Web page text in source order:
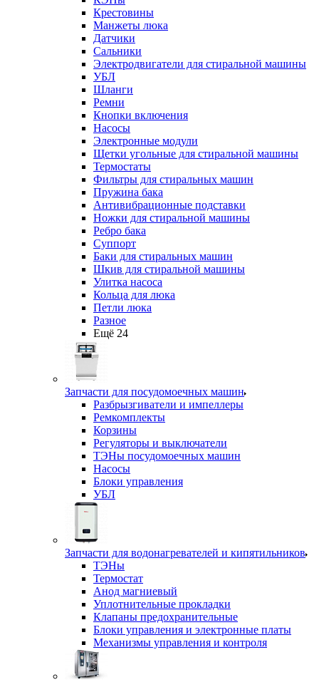
Крестовины
Манжеты люка
Датчики
Сальники
Электродвигатели для стиральной машины
УБЛ
Шланги
Ремни
Кнопки включения
Насосы
Электронные модули
Щетки угольные для стиральной машины
Термостаты
Фильтры для стиральных машин
Пружина бака
Антивибрационные подставки
Ножки для стиральной машины
Ребро бака
Суппорт
Баки для стиральных машин
Шкив для стиральной машины
Улитка насоса
Кольца для люка
Петли люка
Разное
Ещё 24
Запчасти для посудомоечных машин
Разбрызгиватели и импеллеры
Ремкомплекты
Корзины
Регуляторы и выключатели
ТЭНы посудомоечных машин
Насосы
Блоки управления
УБЛ
Запчасти для водонагревателей и кипятильников
ТЭНы
Термостат
Анод магниевый
Уплотнительные прокладки
Клапаны предохранительные
Блоки управления и электронные платы
Механизмы управления и контроля